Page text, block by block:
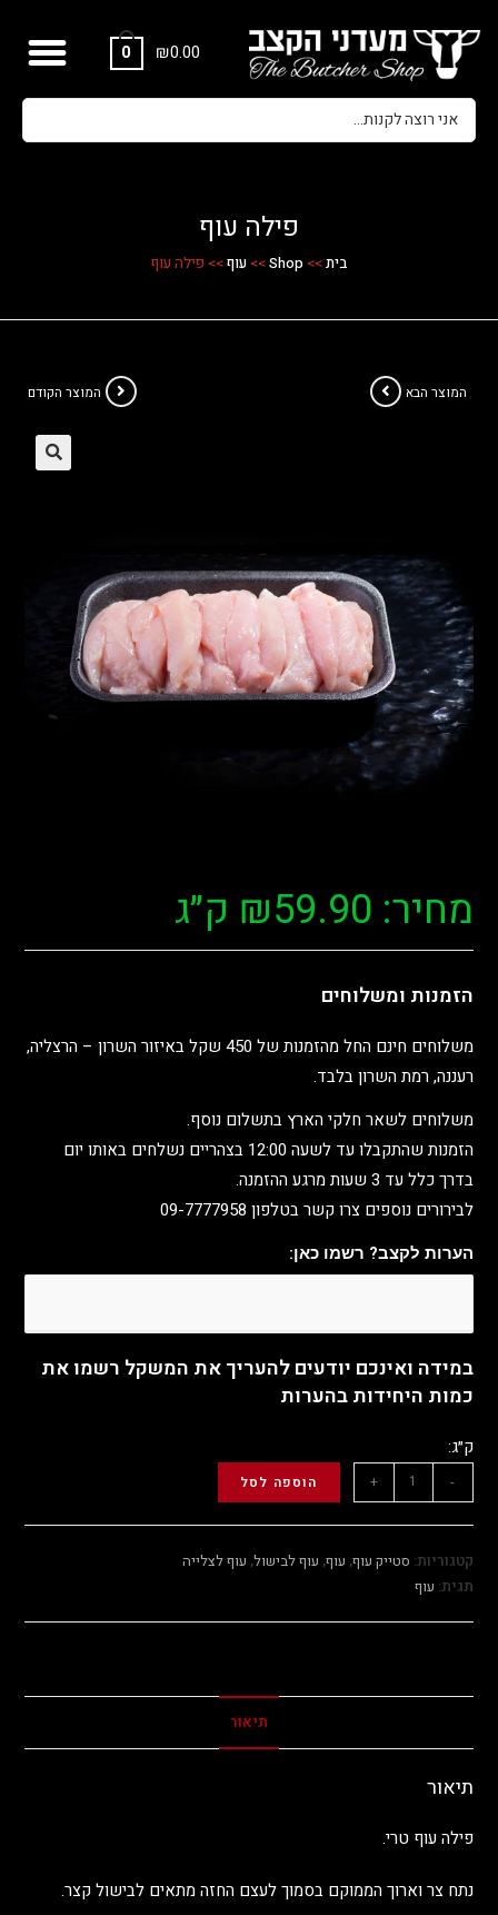
₪0.00
0
פילה עוף
בית>>
Shop
>> עוף>> פילה עוף
המוצר הקודם המוצר הבא
מחיר: ₪59.90 ק״ג
הזמנות ומשלוחים
משלוחים חינם החל מהזמנות של 450 שקל באיזור השרון – הרצליה,
רעננה, רמת השרון בלבד.
משלוחים לשאר חלקי הארץ בתשלום נוסף.
הזמנות שהתקבלו עד לשעה 12:00 בצהריים נשלחים באותו יום
בדרך כלל עד 3 שעות מרגע ההזמנה.
לבירורים נוספים צרו קשר בטלפון 09-7777958
הערות לקצב? רשמו כאן:
במידה ואינכם יודעים להעריך את המשקל רשמו את
כמות היחידות בהערות
ק״ג:
-
+ הוספה לסל
קטגוריות: סטייק עוף, עוף, עוף לבישול, עוף לצלייה
תגית: עוף
תיאור
תיאור
פילה עוף טרי.
נתח צר וארוך הממוקם בסמוך לעצם החזה מתאים לבישול קצר.